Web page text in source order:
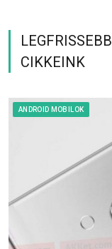
LEGFRISSEBB
CIKKEINK
ANDROID MOBILOK